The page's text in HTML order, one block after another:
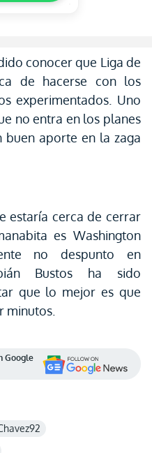
conocer que Liga de
de hacerse con los
experimentados. Uno
no entra en los planes
buen aporte en la zaga
estaría cerca de cerrar
es Washington
no despunto en
Bustos ha sido
que lo mejor es que
minutos.
Google